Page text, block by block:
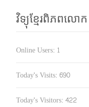
វិទ្យុខ្មែរពិភពលោក
Online Users: 1
Today's Visits: 690
Today's Visitors: 422